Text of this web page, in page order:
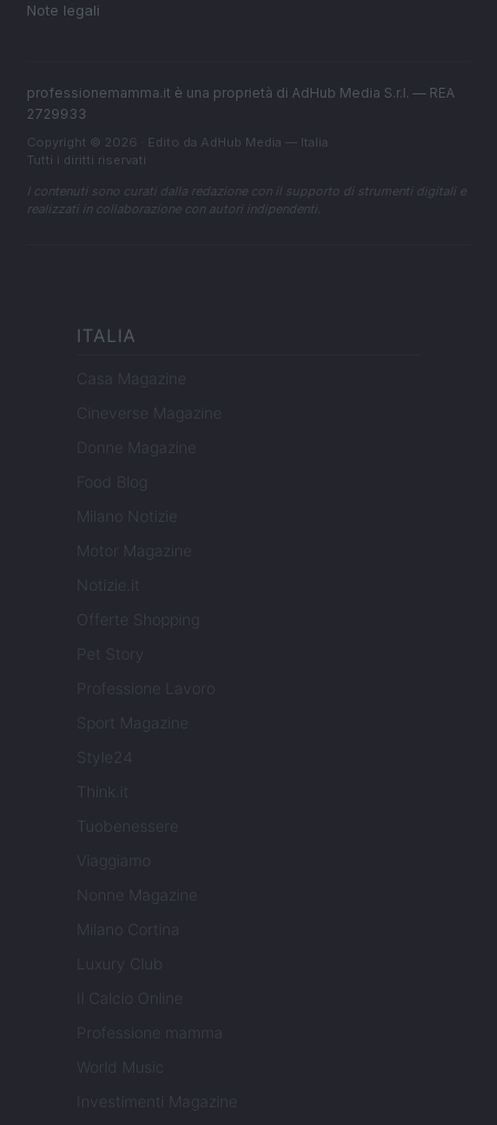
Note legali
professionemamma.it è una proprietà di AdHub Media S.r.l. — REA
2729933
Copyright © 2026 · Edito da AdHub Media — Italia
Tutti i diritti riservati
I contenuti sono curati dalla redazione con il supporto di strumenti digitali e
realizzati in collaborazione con autori indipendenti.
ITALIA
Casa Magazine
Cineverse Magazine
Donne Magazine
Food Blog
Milano Notizie
Motor Magazine
Notizie.it
Offerte Shopping
Pet Story
Professione Lavoro
Sport Magazine
Style24
Think.it
Tuobenessere
Viaggiamo
Nonne Magazine
Milano Cortina
Luxury Club
Il Calcio Online
Professione mamma
World Music
Investimenti Magazine